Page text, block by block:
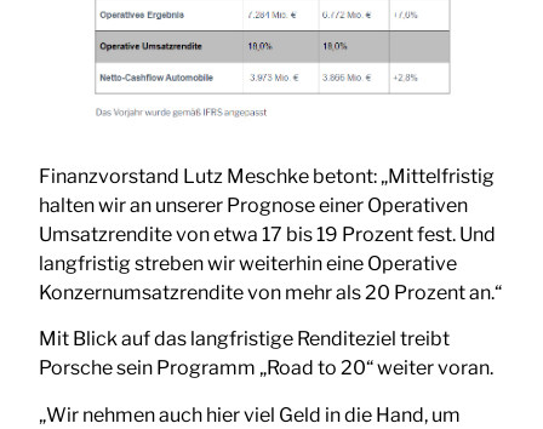
Finanzvorstand Lutz Meschke betont: „Mittelfristig
halten wir an unserer Prognose einer Operativen
Umsatzrendite von etwa 17 bis 19 Prozent fest. Und
langfristig streben wir weiterhin eine Operative
Konzernumsatzrendite von mehr als 20 Prozent an.“
Mit Blick auf das langfristige Renditeziel treibt
Porsche sein Programm „Road to 20“ weiter voran.
„Wir nehmen auch hier viel Geld in die Hand, um